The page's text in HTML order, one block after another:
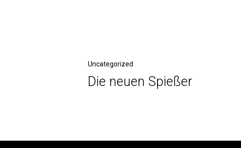
Nächster
Beitrag
Uncategorized
Die neuen Spießer